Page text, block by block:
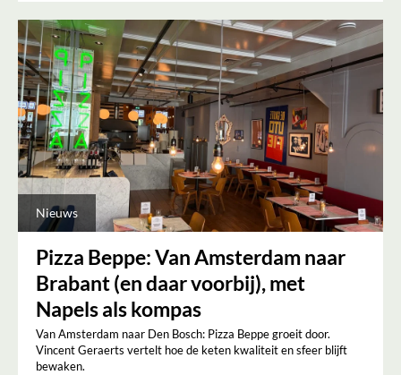
Nieuws
Pizza Beppe: Van Amsterdam naar
Brabant (en daar voorbij), met
Napels als kompas
Van Amsterdam naar Den Bosch: Pizza Beppe groeit door.
Vincent Geraerts vertelt hoe de keten kwaliteit en sfeer blijft
bewaken.